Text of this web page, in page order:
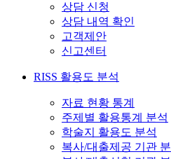
상담 신청
상담 내역 확인
고객제안
신고센터
RISS 활용도 분석
자료 현황 통계
주제별 활용통계 분석
학술지 활용도 분석
복사/대출제공 기관